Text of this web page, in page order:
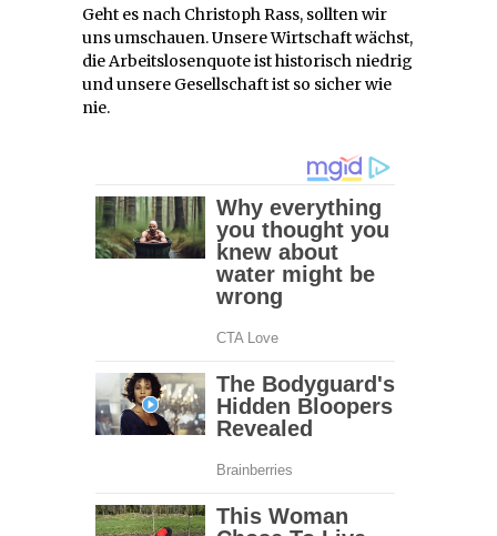
Geht es nach Christoph Rass, sollten wir
uns umschauen. Unsere Wirtschaft wächst,
die Arbeitslosenquote ist historisch niedrig
und unsere Gesellschaft ist so sicher wie
nie.